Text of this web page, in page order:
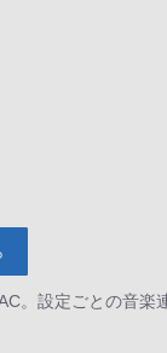
。設定ごとの音楽